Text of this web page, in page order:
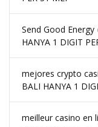
Send Good Energy
HANYA 1 DIGIT
mejores crypto
BALI HANYA 1
meilleur casino en